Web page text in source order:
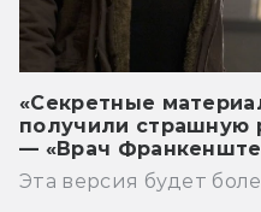
«Секретные
получили страшную
— «Врач
Эта версия будет